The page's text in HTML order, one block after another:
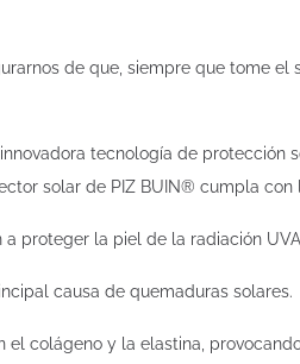
de que, siempre que tome
tecnología de protección
solar de PIZ BUIN® cumpla con
proteger la piel de la radiación
causa de quemaduras solares.
el colágeno y la elastina,